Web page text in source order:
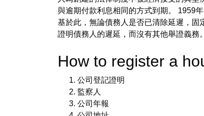
與逾期付款利息相同的方式到期。 1959
基於此，無論債務人是否已清除延遲，
證明債務人的遲延，而沒有其他舉證義務。
How to register a
公司登記證明
監察人
公司年報